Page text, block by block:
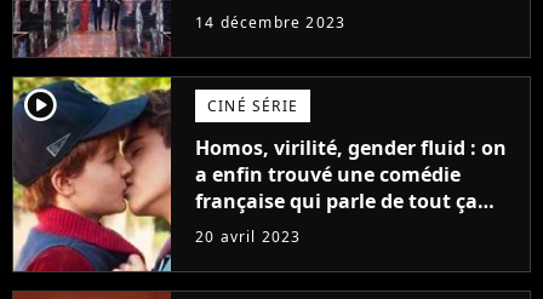
14 décembre 2023
player2 CINÉ SÉRIE
Homos, virilité, gender fluid : on
a enfin trouvé une comédie
française qui parle de tout ça
sans être super ringarde
20 avril 2023